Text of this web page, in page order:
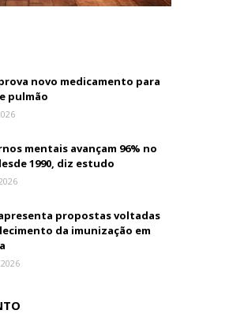
novo medicamento para
pulmão
mentais avançam 96% no
1990, diz estudo
propostas voltadas
da imunização em